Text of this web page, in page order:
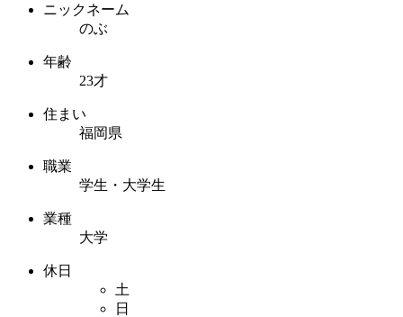
ニックネーム
のぶ
年齢
23才
住まい
福岡県
職業
学生・大学生
業種
大学
休日
土
日